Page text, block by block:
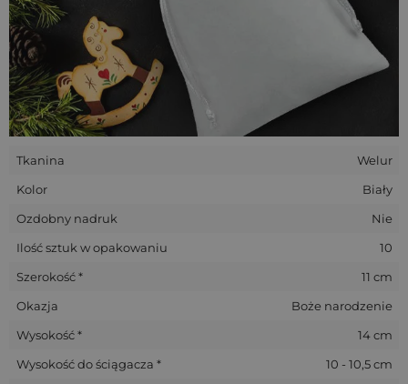
Tkanina
Welur
Kolor
Biały
Ozdobny nadruk
Nie
Ilość sztuk w opakowaniu
10
Szerokość *
11 cm
Okazja
Boże narodzenie
Wysokość *
14 cm
Wysokość do ściągacza *
10 - 10,5 cm